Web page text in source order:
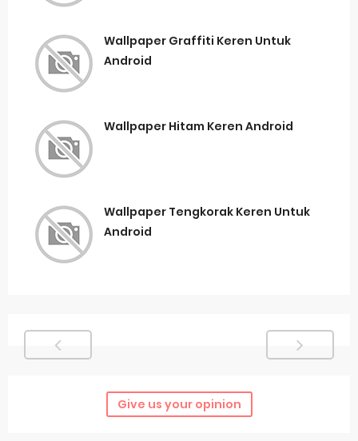
Wallpaper Graffiti Keren Untuk
Android
Wallpaper Hitam Keren Android
Wallpaper Tengkorak Keren Untuk
Android
Give us your opinion